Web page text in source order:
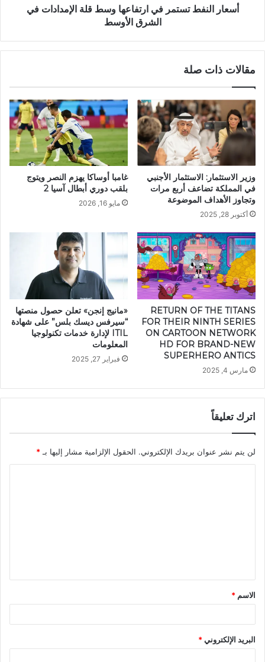
أسعار النفط تستمر في ارتفاعها وسط قلة الإمدادات في
الشرق الأوسط
مقالات ذات صلة
وزير الاستثمار: الاستثمار الأجنبي
في المملكة تضاعف أربع مرات
وتجاوز الأهداف الموضوعة
أكتوبر 28, 2025
غامبا أوساكا يهزم النصر ويتوج
بلقب دوري أبطال آسيا 2
مايو 16, 2026
RETURN OF THE TITANS
FOR THEIR NINTH SERIES
ON CARTOON NETWORK
HD FOR BRAND-NEW
SUPERHERO ANTICS
مارس 4, 2025
«مانيج إنجن» تعلن حصول منصتها
“سيرفس ديسك بلس” على شهادة
ITIL لإدارة خدمات تكنولوجيا
المعلومات
فبراير 27, 2025
اترك تعليقاً
لن يتم نشر عنوان بريدك الإلكتروني. الحقول الإلزامية مشار إليها بـ *
ق
*
الاسم *
البريد الإلكتروني*